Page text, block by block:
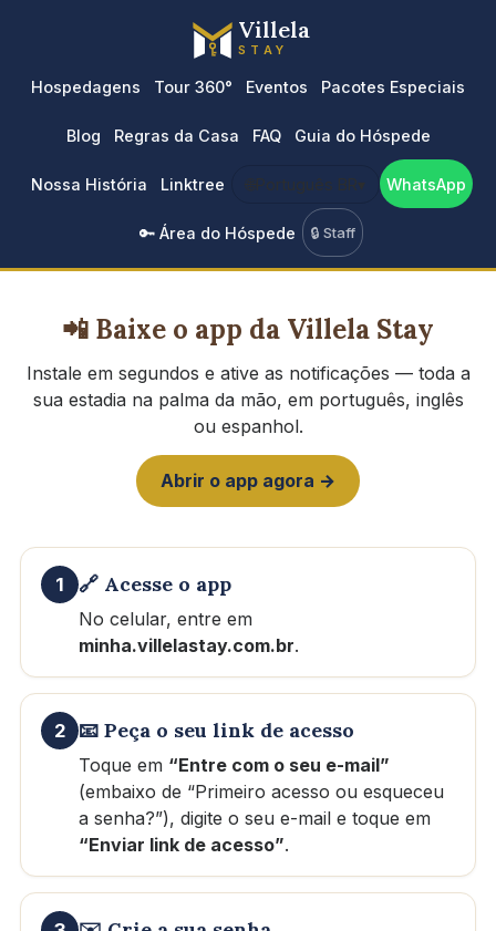
Villela
STAY
Hospedagens Tour 360° Eventos Pacotes Especiais
Blog Regras da Casa FAQ Guia do Hóspede
Nossa História Linktree 🌐Português BR▾ WhatsApp
🔑 Área do Hóspede 🔒 Staff
📲 Baixe o app da Villela Stay
Instale em segundos e ative as notificações — toda a
sua estadia na palma da mão, em português, inglês
ou espanhol.
Abrir o app agora →
1 🔗 Acesse o app
No celular, entre em
minha.villelastay.com.br.
2 📧 Peça o seu link de acesso
Toque em “Entre com o seu e-mail”
(embaixo de “Primeiro acesso ou esqueceu
a senha?”), digite o seu e-mail e toque em
“Enviar link de acesso”.